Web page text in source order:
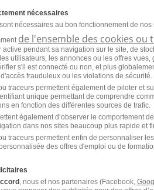
France Travail
de Projet TCE en
Oméa
nécessaires
nécessaires au bon fonctionnement de nos
de l'ensemble des cookies ou
active pendant sa navigation sur le site, de
utilisateurs, les annonces ou les offres
s'il est connecté ou non, et plus
frauduleux ou les violations de sécurité.
traceurs permettent également de piloter et
unique permettant de comprendre
en fonction des différentes sources de trafic.
également d’observer le comportement
dans nos sites beaucoup plus rapide et
traceurs permettent enfin de personnaliser
des offres d'emploi ou de
, nous et nos partenaires (Facebook,